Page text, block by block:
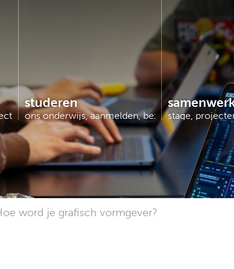
cibap next…
studeren
ons onderwijs, aanmelden, bezoek ons…
stage,
word je grafisch vormgever?